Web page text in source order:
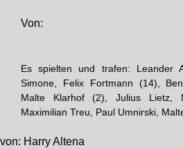
Von:
Es spielten und trafen: Leander
Simone, Felix Fortmann (14),
Malte Klarhof (2), Julius Lietz,
Maximilian Treu, Paul Umnirski,
von: Harry Altena